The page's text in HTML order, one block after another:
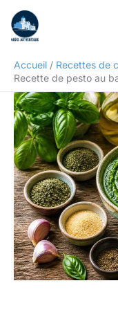
contenu
Accueil
Recettes de
Recette de pesto au
Rechercher